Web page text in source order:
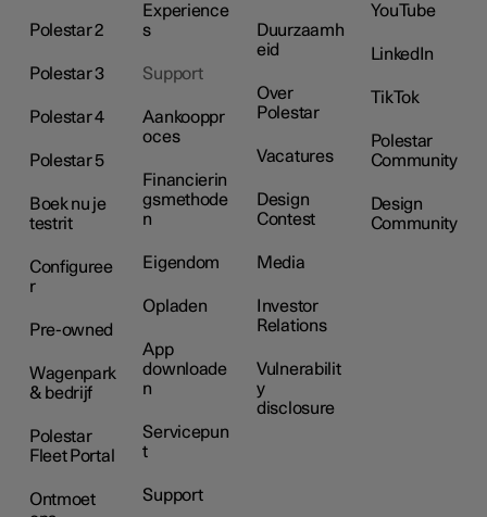
Polestar 2
Polestar 3
Polestar 4
Polestar 5
Boek nu je
testrit
Configuree
r
Pre-owned
Wagenpark
& bedrijf
Polestar
Fleet Portal
Ontmoet
Experience
s
Support
Aankooppr
oces
Financierin
gsmethode
n
Eigendom
Opladen
App
downloade
n
Servicepun
t
Support
Duurzaamh
eid
Over
Polestar
Vacatures
Design
Contest
Media
Investor
Relations
Vulnerabilit
y
disclosure
YouTube
LinkedIn
TikTok
Polestar
Community
Design
Community